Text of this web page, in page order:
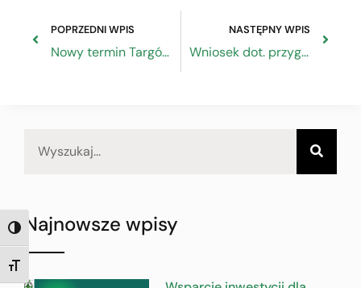
TOGGLE HIGH CONTRAST
TOGGLE FONT SIZE
POPRZEDNI WPIS
Nowy termin Targów LOOK i beautyVISION
NASTĘPNY WPIS
Wniosek dot. przygotowania pakietu rozwiązań redukujących negatywny wpływ epidemii koronowirusa na realizację projektów finansowanych z funduszy unijnych
Najnowsze wpisy